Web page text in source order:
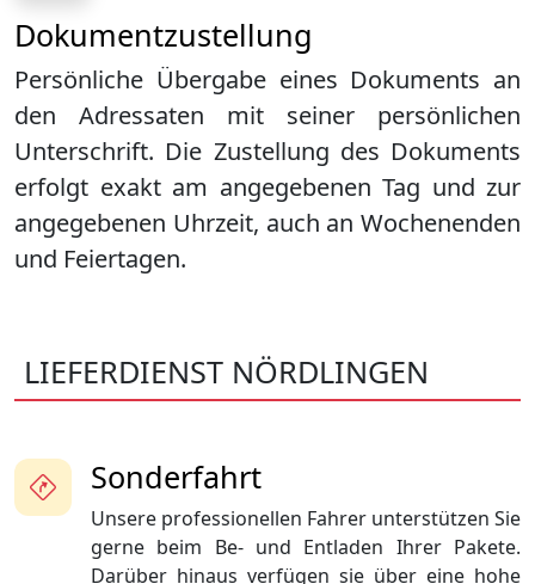
Dokumentzustellung
Persönliche Übergabe eines Dokuments an
den Adressaten mit seiner persönlichen
Unterschrift. Die Zustellung des Dokuments
erfolgt exakt am angegebenen Tag und zur
angegebenen Uhrzeit, auch an Wochenenden
und Feiertagen.
LIEFERDIENST NÖRDLINGEN
Sonderfahrt
Unsere professionellen Fahrer unterstützen Sie
gerne beim Be- und Entladen Ihrer Pakete.
Darüber hinaus verfügen sie über eine hohe